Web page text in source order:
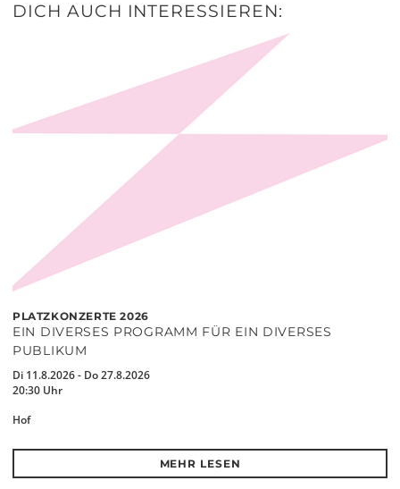
DICH AUCH INTERESSIEREN:
PLATZKONZERTE 2026
EIN DIVERSES PROGRAMM FÜR EIN DIVERSES
PUBLIKUM
Di 11.8.2026 - Do 27.8.2026
20:30 Uhr
Hof
MEHR LESEN